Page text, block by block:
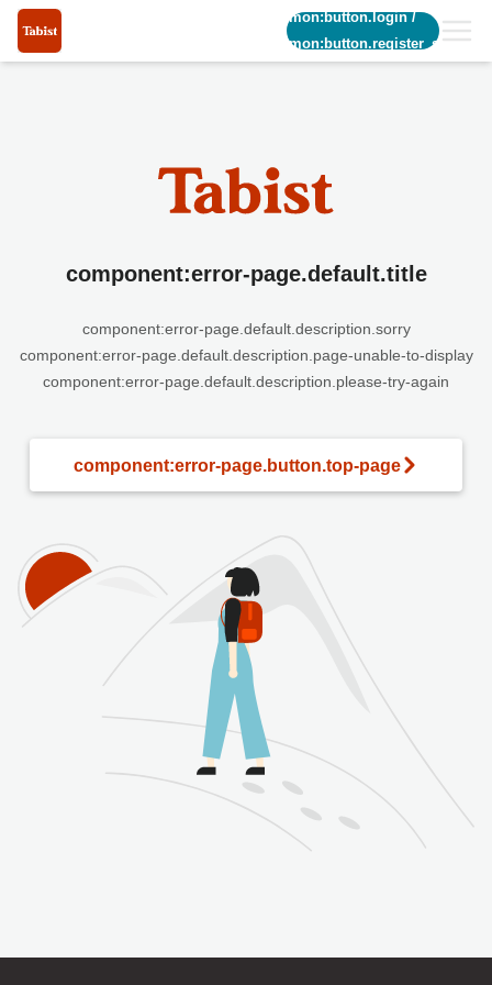
common:button.login/
common:button.register_short
component:error-page.default.title
component:error-page.default.description.sorry
component:error-page.default.description.page-unable-to-display
component:error-page.default.description.please-try-again
component:error-page.button.top-page